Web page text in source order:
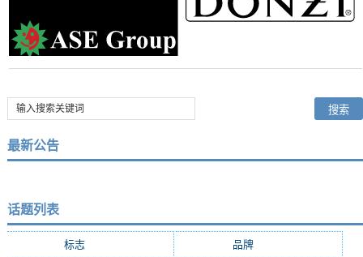
最新公告
话题列表
标志 品牌(7684)